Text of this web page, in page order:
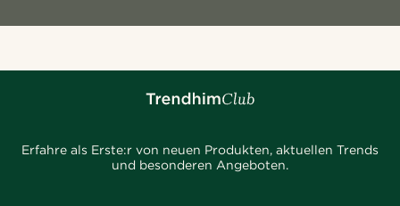
Erfahre als Erste:r von neuen Produkten, aktuellen Trends
und besonderen Angeboten.